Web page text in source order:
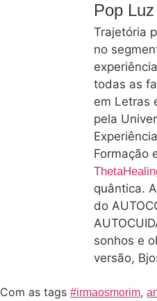
Pop Luz
Trajetória
no
todas as
em Letras
pela
Formação
quântica.
do
sonhos e
versão,
Com as tags #irmaosmorim,